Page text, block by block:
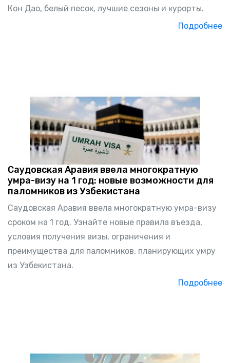
Кон Дао, белый песок, лучшие сезоны и курорты.
Подробнее
Саудовская Аравия ввела многократную
умра-визу на 1 год: новые возможности для
паломников из Узбекистана
Саудовская Аравия ввела многократную умра-визу
сроком на 1 год. Узнайте новые правила въезда,
условия получения визы, ограничения и
преимущества для паломников, планирующих умру
из Узбекистана.
Подробнее